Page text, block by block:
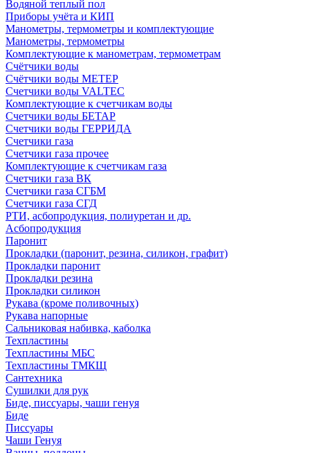
Водяной теплый пол
Приборы учёта и КИП
Манометры, термометры и комплектующие
Манометры, термометры
Комплектующие к манометрам, термометрам
Счётчики воды
Счётчики воды МЕТЕР
Счетчики воды VALTEC
Комплектующие к счетчикам воды
Счетчики воды БЕТАР
Счетчики воды ГЕРРИДА
Счетчики газа
Счетчики газа прочее
Комплектующие к счетчикам газа
Счетчики газа ВК
Счетчики газа СГБМ
Счетчики газа СГД
РТИ, асбопродукция, полиуретан и др.
Асбопродукция
Паронит
Прокладки (паронит, резина, силикон, графит)
Прокладки паронит
Прокладки резина
Прокладки силикон
Рукава (кроме поливочных)
Рукава напорные
Сальниковая набивка, каболка
Техпластины
Техпластины МБС
Техпластины ТМКЩ
Сантехника
Сушилки для рук
Биде, писсуары, чаши генуя
Биде
Писсуары
Чаши Генуя